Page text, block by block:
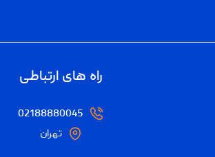
راه های ارتباطی
02188880045
تهران